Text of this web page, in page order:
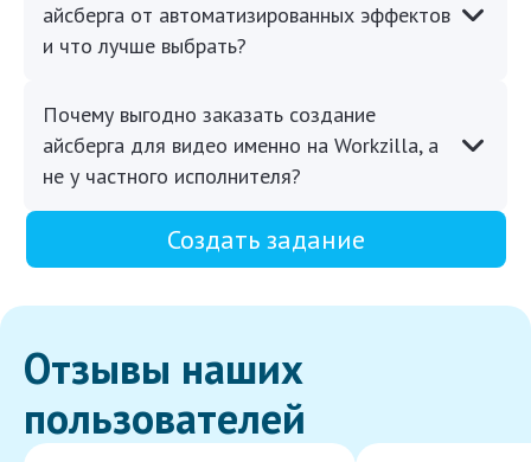
айсберга от автоматизированных эффектов
и что лучше выбрать?
Почему выгодно заказать создание
айсберга для видео именно на Workzilla, а
не у частного исполнителя?
Создать задание
Отзывы наших
пользователей